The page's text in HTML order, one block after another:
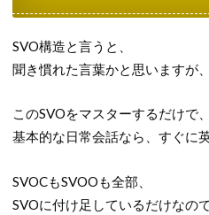
SVO構造と言うと、
聞き慣れた言葉かと思いますが、
このSVOをマスターするだけで、
基本的な日常会話なら、すぐに
SVOCもSVOOも全部、
SVOに付け足しているだけなので